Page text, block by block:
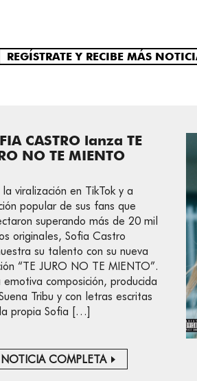
REGÍSTRATE Y RECIBE MÁS
CASTRO lanza TE
NO TE MIENTO
la viralización en TikTok y a
popular de sus fans que
superando más de 20 mil
originales, Sofia Castro
su talento con su nueva
“TE JURO NO TE MIENTO”.
emotiva composición, producida
Tribu y con letras escritas
propia Sofia […]
NOTICIA COMPLETA